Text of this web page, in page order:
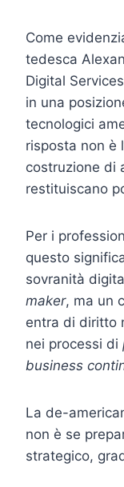
Come
tedesca
Digital
in una
tecnologici
risposta non è
costruzione di
restituiscano
Per i
questo
sovranità
maker, ma un
entra di diritto
nei processi di
business
La de-
non è se
strategico,